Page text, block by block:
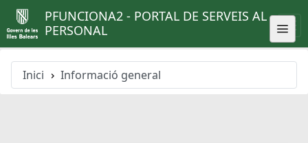
PFUNCIONA2 - PORTAL DE SERVEIS AL
PERSONAL
Inici Informació general